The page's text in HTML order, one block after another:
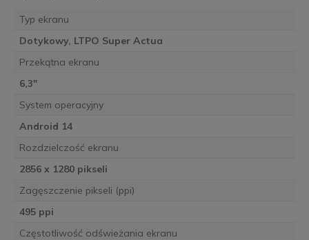
Typ ekranu
Dotykowy, LTPO Super Actua
Przekątna ekranu
6,3"
System operacyjny
Android 14
Rozdzielczość ekranu
2856 x 1280 pikseli
Zagęszczenie pikseli (ppi)
495 ppi
Częstotliwość odświeżania ekranu